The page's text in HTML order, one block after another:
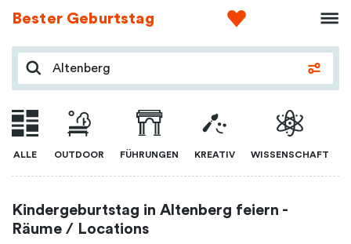
Bester Geburtstag
ALLE OUTDOOR FÜHRUNGEN KREATIV WISSENSCHAFT
Kindergeburtstag in Altenberg feiern -
Räume / Locations